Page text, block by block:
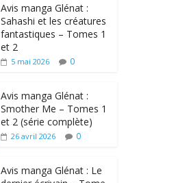
Avis manga Glénat :
Sahashi et les créatures
fantastiques – Tomes 1
et 2
5 mai 2026 0
Avis manga Glénat :
Smother Me – Tomes 1
et 2 (série complète)
26 avril 2026 0
Avis manga Glénat : Le